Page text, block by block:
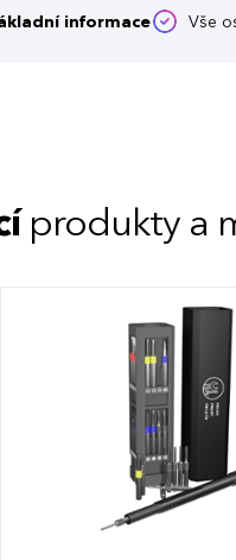
informace Vše
produkty a